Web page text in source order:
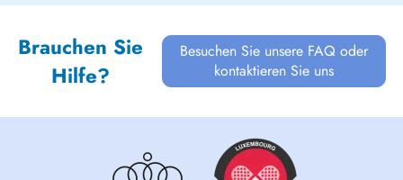
Brauchen Sie
Hilfe?
Besuchen Sie unsere FAQ oder
kontaktieren Sie uns